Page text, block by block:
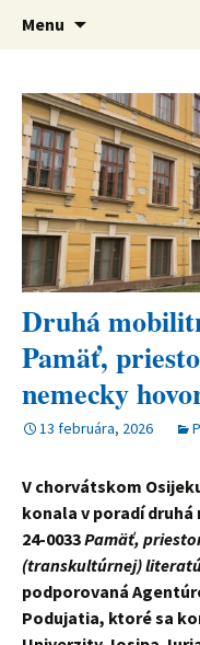
Ústav
verejná
Menu
Druhá
Pamäť,
nemecky
13 februára, 2026
V chorvátskom
konala v poradí
24-0033Pamäť,
(transkultúrnej)
podporovaná
Podujatia, ktoré sa